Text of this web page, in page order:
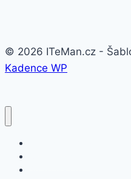
© 2026 ITeMan.cz -
Kadence WP